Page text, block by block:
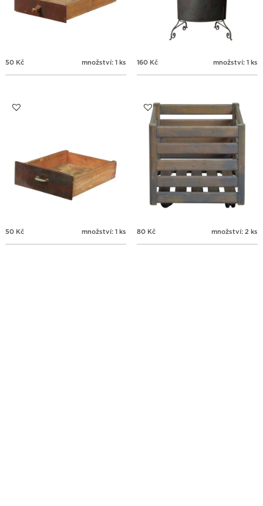
50 Kč množství: 1 ks 160 Kč množství: 1 ks
50 Kč množství: 1 ks 80 Kč množství: 2 ks